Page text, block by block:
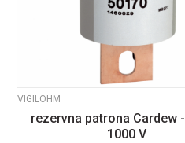
VIGILOHM
rezervna patrona Cardew
1000 V